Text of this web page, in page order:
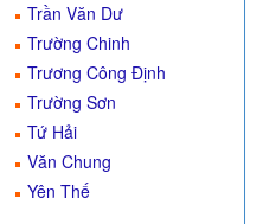
Trần Văn Dư
Trường Chinh
Trương Công Định
Trường Sơn
Tứ Hải
Văn Chung
Yên Thế